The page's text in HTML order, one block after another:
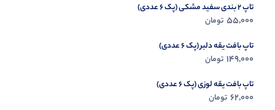
تاپ 2 بندی سفید مشکی (پک 6 عددی)
55,000 تومان
تاپ بافت یقه دلبر (پک 6 عددی)
149,000 تومان
تاپ بافت یقه لوزی (پک 6 عددی)
62,000 تومان